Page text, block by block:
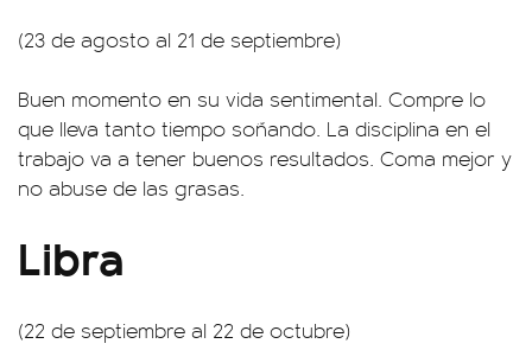
(23 de agosto al 21 de septiembre)
Buen momento en su vida sentimental. Compre lo
que lleva tanto tiempo soñando. La disciplina en el
trabajo va a tener buenos resultados. Coma mejor y
no abuse de las grasas.
Libra
(22 de septiembre al 22 de octubre)